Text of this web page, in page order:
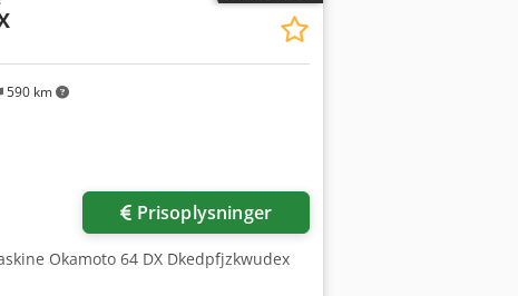
kg Tilbehør / Ekstraudstyr: •
inkl. ca. 10 forskellige
model på stabilt understel • Evt.
til demonstration under strøm
af faktura Vi ser frem til Deres
information!
590 km
Prisoplysninger
Okamoto 64 DX Dkedpfjzkwudex